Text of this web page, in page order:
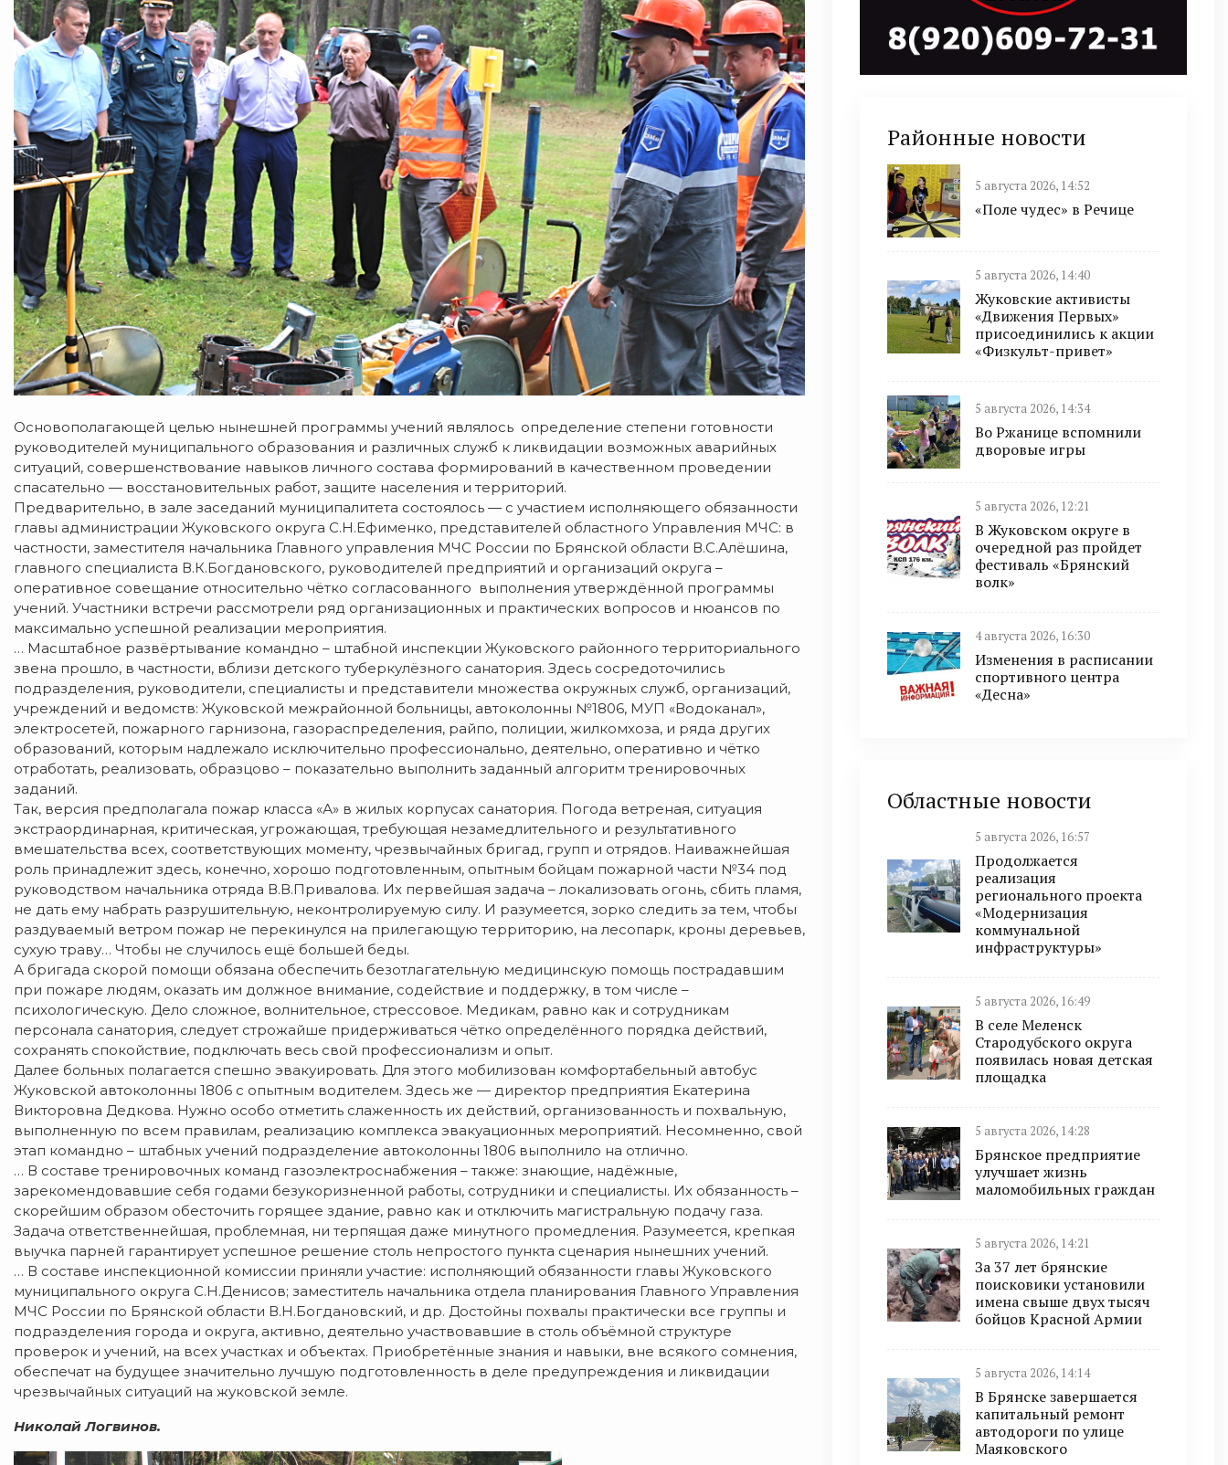
Основополагающей целью нынешней программы учений являлось определение степени готовности
руководителей муниципального образования и различных служб к ликвидации возможных аварийных
ситуаций, совершенствование навыков личного состава формирований в качественном проведении
спасательно — восстановительных работ, защите населения и территорий.
Предварительно, в зале заседаний муниципалитета состоялось — с участием исполняющего обязанности
главы администрации Жуковского округа С.Н.Ефименко, представителей областного Управления МЧС: в
частности, заместителя начальника Главного управления МЧС России по Брянской области В.С.Алёшина,
главного специалиста В.К.Богдановского, руководителей предприятий и организаций округа –
оперативное совещание относительно чётко согласованного выполнения утверждённой программы
учений. Участники встречи рассмотрели ряд организационных и практических вопросов и нюансов по
максимально успешной реализации мероприятия.
… Масштабное развёртывание командно – штабной инспекции Жуковского районного территориального
звена прошло, в частности, вблизи детского туберкулёзного санатория. Здесь сосредоточились
подразделения, руководители, специалисты и представители множества окружных служб, организаций,
учреждений и ведомств: Жуковской межрайонной больницы, автоколонны №1806, МУП «Водоканал»,
электросетей, пожарного гарнизона, газораспределения, райпо, полиции, жилкомхоза, и ряда других
образований, которым надлежало исключительно профессионально, деятельно, оперативно и чётко
отработать, реализовать, образцово – показательно выполнить заданный алгоритм тренировочных
заданий.
Так, версия предполагала пожар класса «А» в жилых корпусах санатория. Погода ветреная, ситуация
экстраординарная, критическая, угрожающая, требующая незамедлительного и результативного
вмешательства всех, соответствующих моменту, чрезвычайных бригад, групп и отрядов. Наиважнейшая
роль принадлежит здесь, конечно, хорошо подготовленным, опытным бойцам пожарной части №34 под
руководством начальника отряда В.В.Привалова. Их первейшая задача – локализовать огонь, сбить пламя,
не дать ему набрать разрушительную, неконтролируемую силу. И разумеется, зорко следить за тем, чтобы
раздуваемый ветром пожар не перекинулся на прилегающую территорию, на лесопарк, кроны деревьев,
сухую траву… Чтобы не случилось ещё большей беды.
А бригада скорой помощи обязана обеспечить безотлагательную медицинскую помощь пострадавшим
при пожаре людям, оказать им должное внимание, содействие и поддержку, в том числе –
психологическую. Дело сложное, волнительное, стрессовое. Медикам, равно как и сотрудникам
персонала санатория, следует строжайше придерживаться чётко определённого порядка действий,
сохранять спокойствие, подключать весь свой профессионализм и опыт.
Далее больных полагается спешно эвакуировать. Для этого мобилизован комфортабельный автобус
Жуковской автоколонны 1806 с опытным водителем. Здесь же — директор предприятия Екатерина
Викторовна Дедкова. Нужно особо отметить слаженность их действий, организованность и похвальную,
выполненную по всем правилам, реализацию комплекса эвакуационных мероприятий. Несомненно, свой
этап командно – штабных учений подразделение автоколонны 1806 выполнило на отлично.
… В составе тренировочных команд газоэлектроснабжения – также: знающие, надёжные,
зарекомендовавшие себя годами безукоризненной работы, сотрудники и специалисты. Их обязанность –
скорейшим образом обесточить горящее здание, равно как и отключить магистральную подачу газа.
Задача ответственнейшая, проблемная, ни терпящая даже минутного промедления. Разумеется, крепкая
выучка парней гарантирует успешное решение столь непростого пункта сценария нынешних учений.
… В составе инспекционной комиссии приняли участие: исполняющий обязанности главы Жуковского
муниципального округа С.Н.Денисов; заместитель начальника отдела планирования Главного Управления
МЧС России по Брянской области В.Н.Богдановский, и др. Достойны похвалы практически все группы и
подразделения города и округа, активно, деятельно участвовавшие в столь объёмной структуре
проверок и учений, на всех участках и объектах. Приобретённые знания и навыки, вне всякого сомнения,
обеспечат на будущее значительно лучшую подготовленность в деле предупреждения и ликвидации
чрезвычайных ситуаций на жуковской земле.
Николай Логвинов.
Районные новости
5 августа 2026, 14:52
«Поле чудес» в Речице
5 августа 2026, 14:40
Жуковские активисты
«Движения Первых»
присоединились к акции
«Физкульт-привет»
5 августа 2026, 14:34
Во Ржанице вспомнили
дворовые игры
5 августа 2026, 12:21
В Жуковском округе в
очередной раз пройдет
фестиваль «Брянский
волк»
4 августа 2026, 16:30
Изменения в расписании
спортивного центра
«Десна»
Областные новости
5 августа 2026, 16:57
Продолжается
реализация
регионального проекта
«Модернизация
коммунальной
инфраструктуры»
5 августа 2026, 16:49
В селе Меленск
Стародубского округа
появилась новая детская
площадка
5 августа 2026, 14:28
Брянское предприятие
улучшает жизнь
маломобильных граждан
5 августа 2026, 14:21
За 37 лет брянские
поисковики установили
имена свыше двух тысяч
бойцов Красной Армии
5 августа 2026, 14:14
В Брянске завершается
капитальный ремонт
автодороги по улице
Маяковского